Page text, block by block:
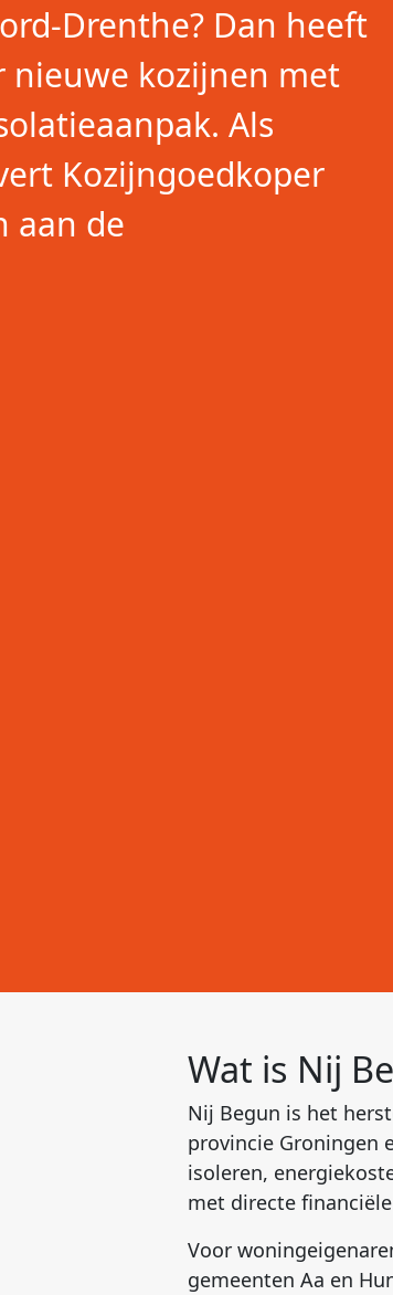
Drenthe? Dan heeft
nieuwe kozijnen met
Als
Kozijngoedkoper
aan de
Wat is Nij
Nij Begun is het
provincie Groningen
isoleren,
met directe
Voor
gemeenten Aa en